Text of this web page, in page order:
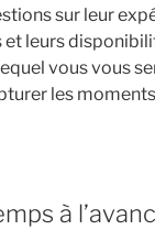
sur leur
leurs
vous vous
les
à